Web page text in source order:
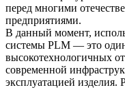
перед многими
предприятиями.
В данный момент,
системы PLM — это
высокотехнологичных
современной
эксплуатацией изделия.